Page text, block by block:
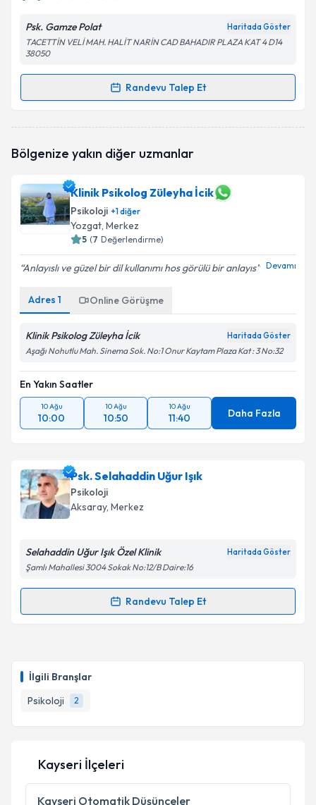
İlgili Branşlar
Psikoloji
2
Kişisel verilerimin işlenmesine ilişkin
Aydınlatma
Metni'ni okudum ve kişisel verilerimin belirtilen
Takvim Talebini Gönder
Psk. Gamze Polat Haritada Göster
TACETTİN VELİ MAH. HALİT NARİN CAD BAHADIR PLAZA KAT 4 D14
38050
Randevu Talep Et
Randevu Takvimi Talebi
oluşturun. Size bu uzmandan randevu almanız için bir
E-posta Adresiniz
Kişisel verilerimin işlenmesine ilişkinAydınlatma
kapsamda işlenmesini kabul ediyorum.
Takvim Talebini Gönder
Bölgenize yakın diğer uzmanlar
Klinik Psikolog Züleyha İcik
Psikoloji +1diğer
Yozgat, Merkez
5 (7 Değerlendirme)
Anlayıslı ve güzel bir dil kullanımı hos görülü bir anlayıs Devamı
Adres 1 Online Görüşme
Klinik Psikolog Züleyha İcik Haritada Göster
Aşağı Nohutlu Mah. Sinema Sok. No:1 Onur Kaytam Plaza Kat : 3 No:32
En Yakın Saatler
10 Ağu
10:00
10 Ağu
10:50
10 Ağu
11:40 Daha Fazla
Psk. Selahaddin Uğur Işık
Psikoloji
Aksaray, Merkez
Selahaddin Uğur Işık Özel Klinik Haritada Göster
Şamlı Mahallesi 3004 Sokak No:12/B Daire:16
Randevu Talep Et
Randevu Takvimi Talebi
takvim hazırlandığında e-posta ile bilgilendireceğiz.
E-posta Adresiniz
Kişisel verilerimin işlenmesine ilişkinAydınlatma
Metni
'ni okudum ve kişisel verilerimin belirtilen
Kayseri İlçeleri
Kayseri Otomatik Düşünceler